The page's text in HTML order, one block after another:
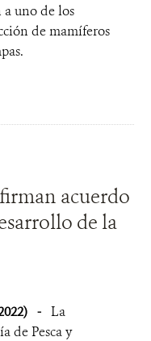
uno de los
de mamíferos
acuerdo
de la
- La
de Pesca y